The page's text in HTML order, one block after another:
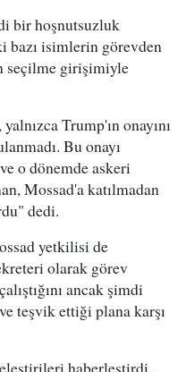
bir hoşnutsuzluk
bazı isimlerin görevden
seçilme girişimiyle
Trump'ın onayını
Bu onayı
o dönemde askeri
Mossad'a katılmadan
dedi.
yetkilisi de
olarak görev
ancak şimdi
teşvik ettiği plana karşı
haberleştirdi.